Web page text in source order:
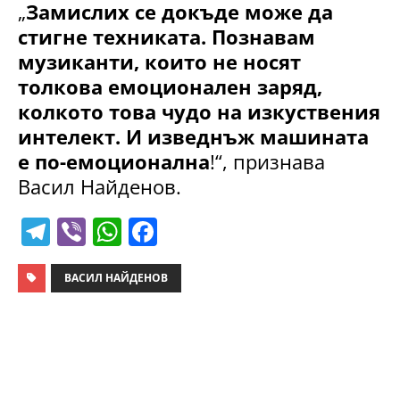
„Замислих се докъде може да
стигне техниката. Познавам
музиканти, които не носят
толкова емоционален заряд,
колкото това чудо на изкуствения
интелект. И изведнъж машината
е по-емоционална!“, признава
Васил Найденов.
T
el
e
Vi
b
er
W
h
at
a
c
ВАСИЛ НАЙДЕНОВ